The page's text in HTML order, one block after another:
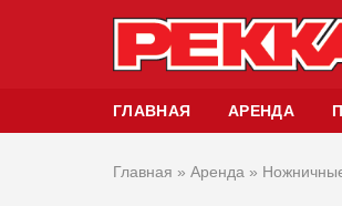
ГЛАВНАЯ АРЕНДА
Главная » Аренда »